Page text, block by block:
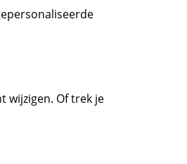
wijzigen. Of trek je